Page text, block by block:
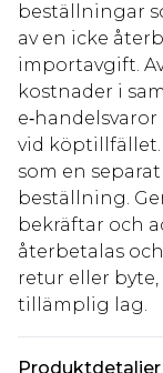
beställningar
av en icke
importavgift.
kostnader i
vid
som en
beställning.
bekräftar och
återbetalas
retur eller
tillämplig lag.
Produktdetaljer